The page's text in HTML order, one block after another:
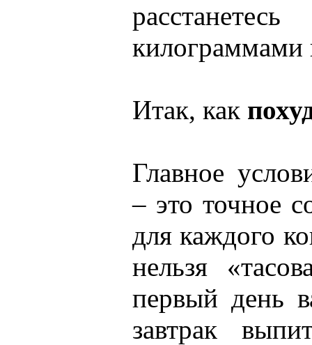
килограммами
Итак, как
Главное
– это точное
для каждого
нельзя
первый день
завтрак